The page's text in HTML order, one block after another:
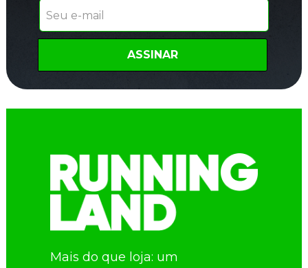
ASSINAR
Mais do que loja: um